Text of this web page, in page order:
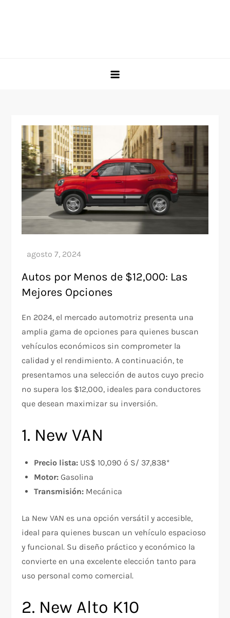
Autos por Menos de $12,000: Las
Mejores Opciones
En 2024, el mercado automotriz presenta una
amplia gama de opciones para quienes buscan
vehículos económicos sin comprometer la
calidad y el rendimiento. A continuación, te
presentamos una selección de autos cuyo precio
no supera los $12,000, ideales para conductores
que desean maximizar su inversión.
1. New VAN
Precio lista: US$ 10,090 ó S/ 37,838*
Motor: Gasolina
Transmisión: Mecánica
La New VAN es una opción versátil y accesible,
ideal para quienes buscan un vehículo espacioso
y funcional. Su diseño práctico y económico la
convierte en una excelente elección tanto para
uso personal como comercial.
2. New Alto K10